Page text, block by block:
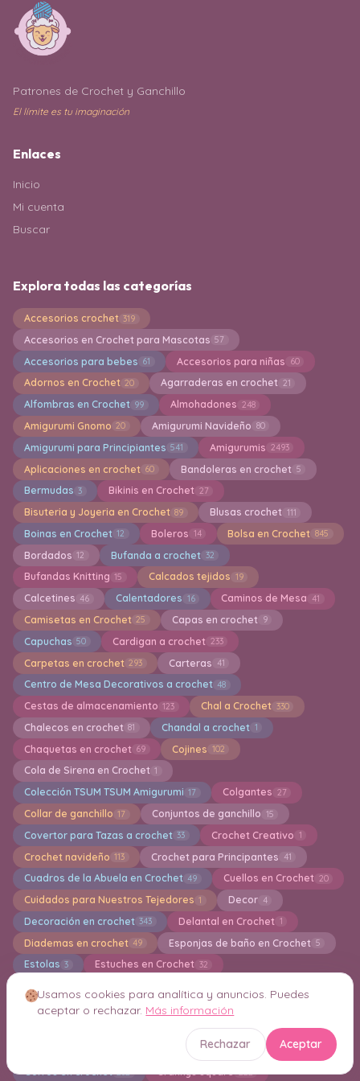
Patrones de Crochet y Ganchillo
El límite es tu imaginación
Enlaces
Inicio
Mi cuenta
Buscar
Explora todas las categorías
Accesorios crochet 319
Accesorios en Crochet para Mascotas 57
Accesorios para bebes 61 Accesorios para niñas 60
Adornos en Crochet 20 Agarraderas en crochet 21
Alfombras en Crochet 99 Almohadones 248
Amigurumi Gnomo 20 Amigurumi Navideño 80
Amigurumi para Principiantes 541 Amigurumis 2493
Aplicaciones en crochet 60 Bandoleras en crochet 5
Bermudas 3 Bikinis en Crochet 27
Bisuteria y Joyeria en Crochet 89 Blusas crochet 111
Boinas en Crochet 12 Boleros 14 Bolsa en Crochet 845
Bordados 12 Bufanda a crochet 32
Bufandas Knitting 15 Calcados tejidos 19
Calcetines 46 Calentadores 16 Caminos de Mesa 41
Camisetas en Crochet 25 Capas en crochet 9
Capuchas 50 Cardigan a crochet 233
Carpetas en crochet 293 Carteras 41
Centro de Mesa Decorativos a crochet 48
Cestas de almacenamiento 123 Chal a Crochet 330
Chalecos en crochet 81 Chandal a crochet 1
Chaquetas en crochet 69 Cojines 102
Cola de Sirena en Crochet 1
Colección TSUM TSUM Amigurumi 17 Colgantes 27
Collar de ganchillo 17 Conjuntos de ganchillo 15
Covertor para Tazas a crochet 33 Crochet Creativo 1
Crochet navideño 113 Crochet para Principantes 41
Cuadros de la Abuela en Crochet 49 Cuellos en Crochet 20
Cuidados para Nuestros Tejedores 1 Decor 4
Decoración en crochet 343 Delantal en Crochet 1
Diademas en crochet 49 Esponjas de baño en Crochet 5
Estolas 3 Estuches en Crochet 32
Faldas largas y cortas a crochet
Free patterns amigurumi 2194 Fundas en Crochet
Gorros en crochet 282 Grannys square 222
Usamos cookies para analítica y anuncios. Puedes
aceptar o rechazar. Más información
Rechazar Aceptar